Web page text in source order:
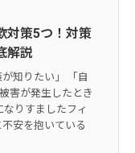
対策5つ！対策
解説
知りたい」 「自
害が発生したとき
りすましたフィ
安を抱いている